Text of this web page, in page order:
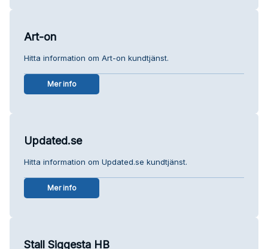
Art-on
Hitta information om Art-on kundtjänst.
Mer info
Updated.se
Hitta information om Updated.se kundtjänst.
Mer info
Stall Siggesta HB